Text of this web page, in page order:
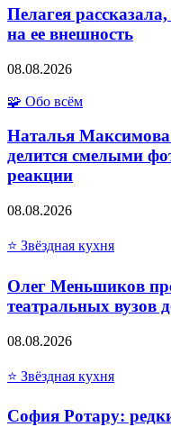
Пелагея
на ее внешность
08.08.2026
🧩 Обо всём
Наталья Максимова
делится смелыми
реакции
08.08.2026
⭐ Звёздная кухня
Олег Меньшиков
театральных вузов
08.08.2026
⭐ Звёздная кухня
София Ротару: